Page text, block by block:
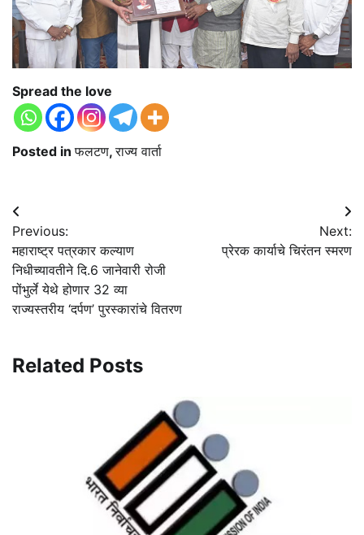
Spread the love
Posted inफलटण,राज्य वार्ता
Post
navigation
Previous:
महाराष्ट्र पत्रकार कल्याण
निधीच्यावतीने दि.6 जानेवारी रोजी
पोंभुर्ले येथे होणार 32 व्या
राज्यस्तरीय ‘दर्पण’ पुरस्कारांचे वितरण
Next:
प्रेरक कार्याचे चिरंतन स्मरण
Related Posts